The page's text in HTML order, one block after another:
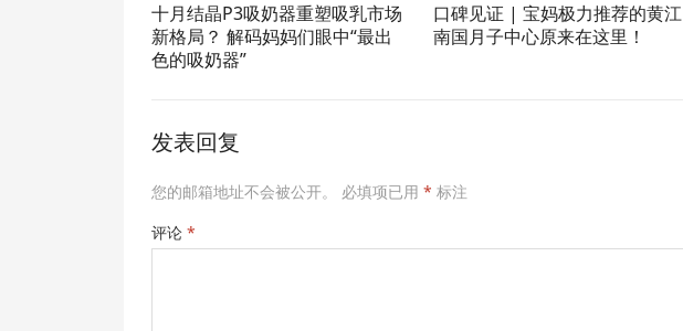
十月结晶P3吸奶器重塑吸乳市场
新格局？ 解码妈妈们眼中“最出
色的吸奶器”
口碑见证 | 宝妈极力推荐的黄江
南国月子中心原来在这里！
发表回复
您的邮箱地址不会被公开。 必填项已用 * 标注
评论 *